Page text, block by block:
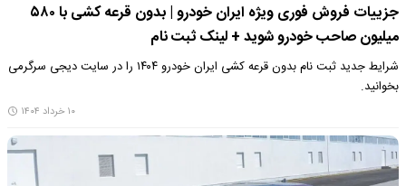
جزییات فروش فوری ویژه ایران خودرو | بدون قرعه کشی با ۵۸۰
میلیون صاحب خودرو شوید + لینک ثبت نام
شرایط جدید ثبت نام بدون قرعه کشی ایران خودرو ۱۴۰۴ را در سایت دیجی سرگرمی
بخوانید.
۱۰ خرداد ۱۴۰۴